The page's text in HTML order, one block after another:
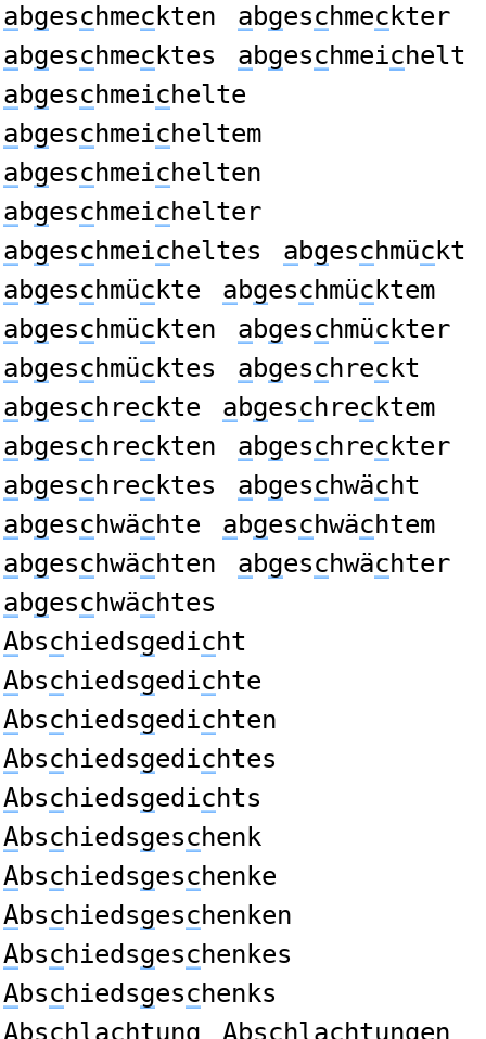
abgeschmec kten abgeschmec kter
abgeschmec ktes abgeschmeichelt
abgeschmeichelte
abgeschmeicheltem
abgeschmeichelten
abgeschmeichelter
abgeschmeicheltes abgeschmüc kt
abgeschmüc kte abgeschmüc ktem
abgeschmüc kten abgeschmüc kter
abgeschmüc ktes abgeschrec kt
abgeschrec kte abgeschrec ktem
abgeschrec kten abgeschrec kter
abgeschrec ktes abgeschwächt
abgeschwächte abgeschwächtem
abgeschwächten abgeschwächter
abgeschwächtes
Abschiedsgedicht
Abschiedsgedichte
Abschiedsgedichten
Abschiedsgedichtes
Abschiedsgedichts
Abschiedsgeschenk
Abschiedsgeschenke
Abschiedsgeschenken
Abschiedsgeschenkes
Abschiedsgeschenks
Abschlachtung Abschlachtungen